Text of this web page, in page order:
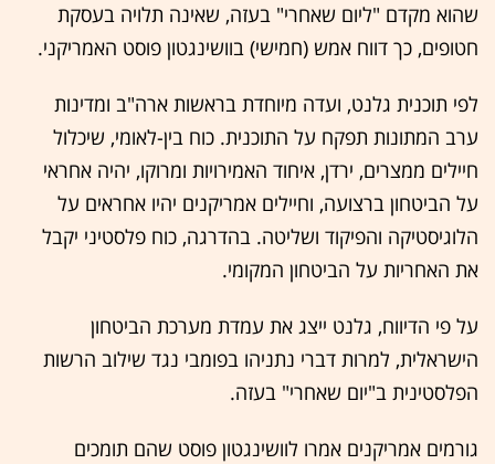
שהוא מקדם "ליום שאחרי" בעזה, שאינה תלויה בעסקת
חטופים, כך דווח אמש (חמישי) בוושינגטון פוסט האמריקני.
לפי תוכנית גלנט, ועדה מיוחדת בראשות ארה"ב ומדינות
ערב המתונות תפקח על התוכנית. כוח בין-לאומי, שיכלול
חיילים ממצרים, ירדן, איחוד האמירויות ומרוקו, יהיה אחראי
על הביטחון ברצועה, וחיילים אמריקנים יהיו אחראים על
הלוגיסטיקה והפיקוד ושליטה. בהדרגה, כוח פלסטיני יקבל
את האחריות על הביטחון המקומי.
על פי הדיווח, גלנט ייצג את עמדת מערכת הביטחון
הישראלית, למרות דברי נתניהו בפומבי נגד שילוב הרשות
הפלסטינית ב"יום שאחרי" בעזה.
גורמים אמריקנים אמרו לוושינגטון פוסט שהם תומכים